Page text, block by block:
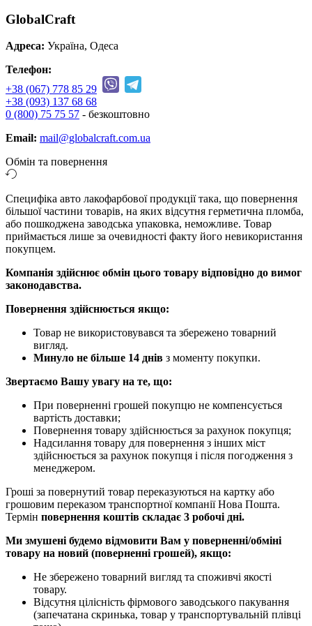
GlobalCraft
Адреса: Україна, Одеса
Телефон:
+38 (067) 778 85 29
+38 (093) 137 68 68
0 (800) 75 75 57 - безкоштовно
Email: mail@globalcraft.com.ua
Обмін та повернення
Специфіка авто лакофарбової продукції така, що повернення
більшої частини товарів, на яких відсутня герметична пломба,
або пошкоджена заводська упаковка, неможливе. Товар
приймається лише за очевидності факту його невикористання
покупцем.
Компанія здійснює обмін цього товару відповідно до вимог
законодавства.
Повернення здійснюється якщо:
Товар не використовувався та збережено товарний
вигляд.
Минуло не більше 14 днів з моменту покупки.
Звертаємо Вашу увагу на те, що:
При поверненні грошей покупцю не компенсується
вартість доставки;
Повернення товару здійснюється за рахунок покупця;
Надсилання товару для повернення з інших міст
здійснюється за рахунок покупця і після погодження з
менеджером.
Гроші за повернутий товар переказуються на картку або
грошовим переказом транспортної компанії Нова Пошта.
Термін повернення коштів складає 3 робочі дні.
Ми змушені будемо відмовити Вам у поверненні/обміні
товару на новий (поверненні грошей), якщо:
Не збережено товарний вигляд та споживчі якості
товару.
Відсутня цілісність фірмового заводського пакування
(запечатана скринька, товар у транспортувальній плівці